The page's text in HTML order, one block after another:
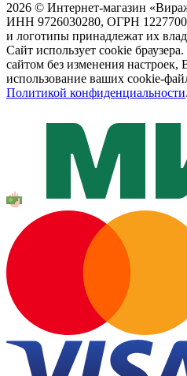
2026 © Интернет-магазин
ИНН 9726030280, ОГРН
и логотипы принадлежат их
Сайт использует cookie
сайтом без изменения настроек,
использование ваших cookie-
Политикой конфиденциальности.